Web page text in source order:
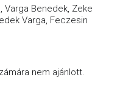
Varga Benedek, Zeke
Varga, Feczesin
nem ajánlott.